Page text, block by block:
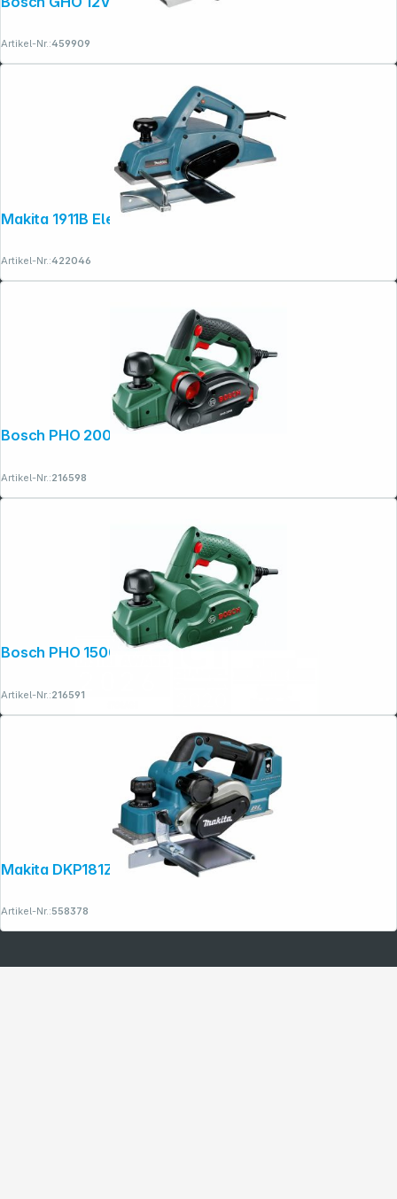
Artikel-Nr.:459909
Makita 1911B Elektrohobel
Artikel-Nr.:422046
Bosch PHO 2000 Handhobel
Artikel-Nr.:216598
Bosch PHO 1500 Handhobel
Artikel-Nr.:216591
Makita DKP181Z Akku-Hobel
Artikel-Nr.:558378
Copyright © 2001 - 2026 dexxIT. Alle Rechte vorbehalten.